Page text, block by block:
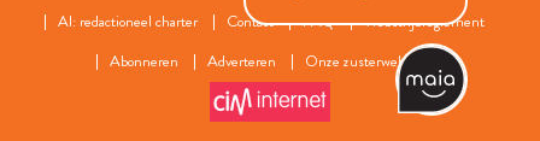
AI: redactioneel charter
Contact FAQ
Wedstrijdreglement
Abonneren
Adverteren Onze zusterwebsites